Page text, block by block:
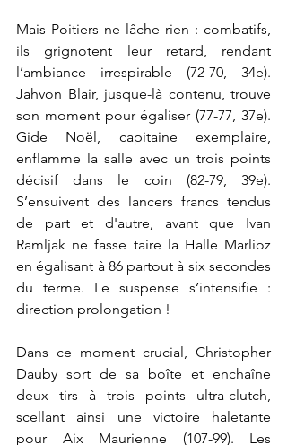
Mais Poitiers ne lâche rien : combatifs,
ils grignotent leur retard, rendant
l’ambiance irrespirable (72-70, 34e).
Jahvon Blair, jusque-là contenu, trouve
son moment pour égaliser (77-77, 37e).
Gide Noël, capitaine exemplaire,
enflamme la salle avec un trois points
décisif dans le coin (82-79, 39e).
S’ensuivent des lancers francs tendus
de part et d'autre, avant que Ivan
Ramljak ne fasse taire la Halle Marlioz
en égalisant à 86 partout à six secondes
du terme. Le suspense s’intensifie :
direction prolongation !
Dans ce moment crucial, Christopher
Dauby sort de sa boîte et enchaîne
deux tirs à trois points ultra-clutch,
scellant ainsi une victoire haletante
pour Aix Maurienne (107-99). Les